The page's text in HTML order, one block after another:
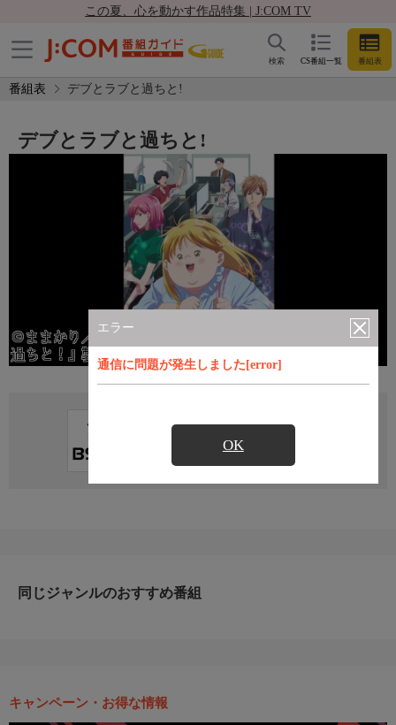
この夏、心を動かす作品特集 | J:COM TV
CS番組一覧 番組表
検索
番組表 デブとラブと過ちと!
エラー
通信に問題が発生しました[error]
OK
デブとラブと過ちと!
直近の放送予定はありません
同じジャンルのおすすめ番組
キャンペーン・お得な情報